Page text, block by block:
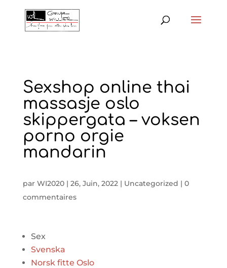
Sexshop online thai
massasje oslo
skippergata – voksen
porno orgie
mandarin
par WI2020| 26, Juin, 2022| Uncategorized | 0
commentaires
Sex
Svenska
Norsk fitte Oslo